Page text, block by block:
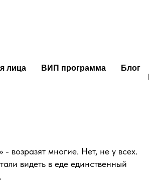
лица ВИП программа Блог
или никогда…
- возразят многие. Нет, не у всех.
видеть в еде единственный